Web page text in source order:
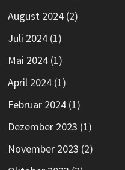
August 2024(2)
Juli 2024(1)
Mai 2024(1)
April 2024(1)
Februar 2024(1)
Dezember 2023 (1)
November 2023 (2)